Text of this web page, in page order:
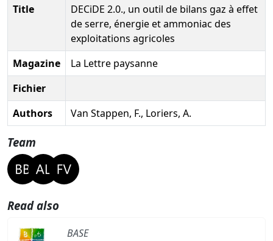
Title
DECiDE 2.0., un outil de bilans gaz à effet
de serre, énergie et ammoniac des
exploitations agricoles
Magazine
La Lettre paysanne
Fichier
Authors
Van Stappen, F., Loriers, A.
Team
Read also
BASE